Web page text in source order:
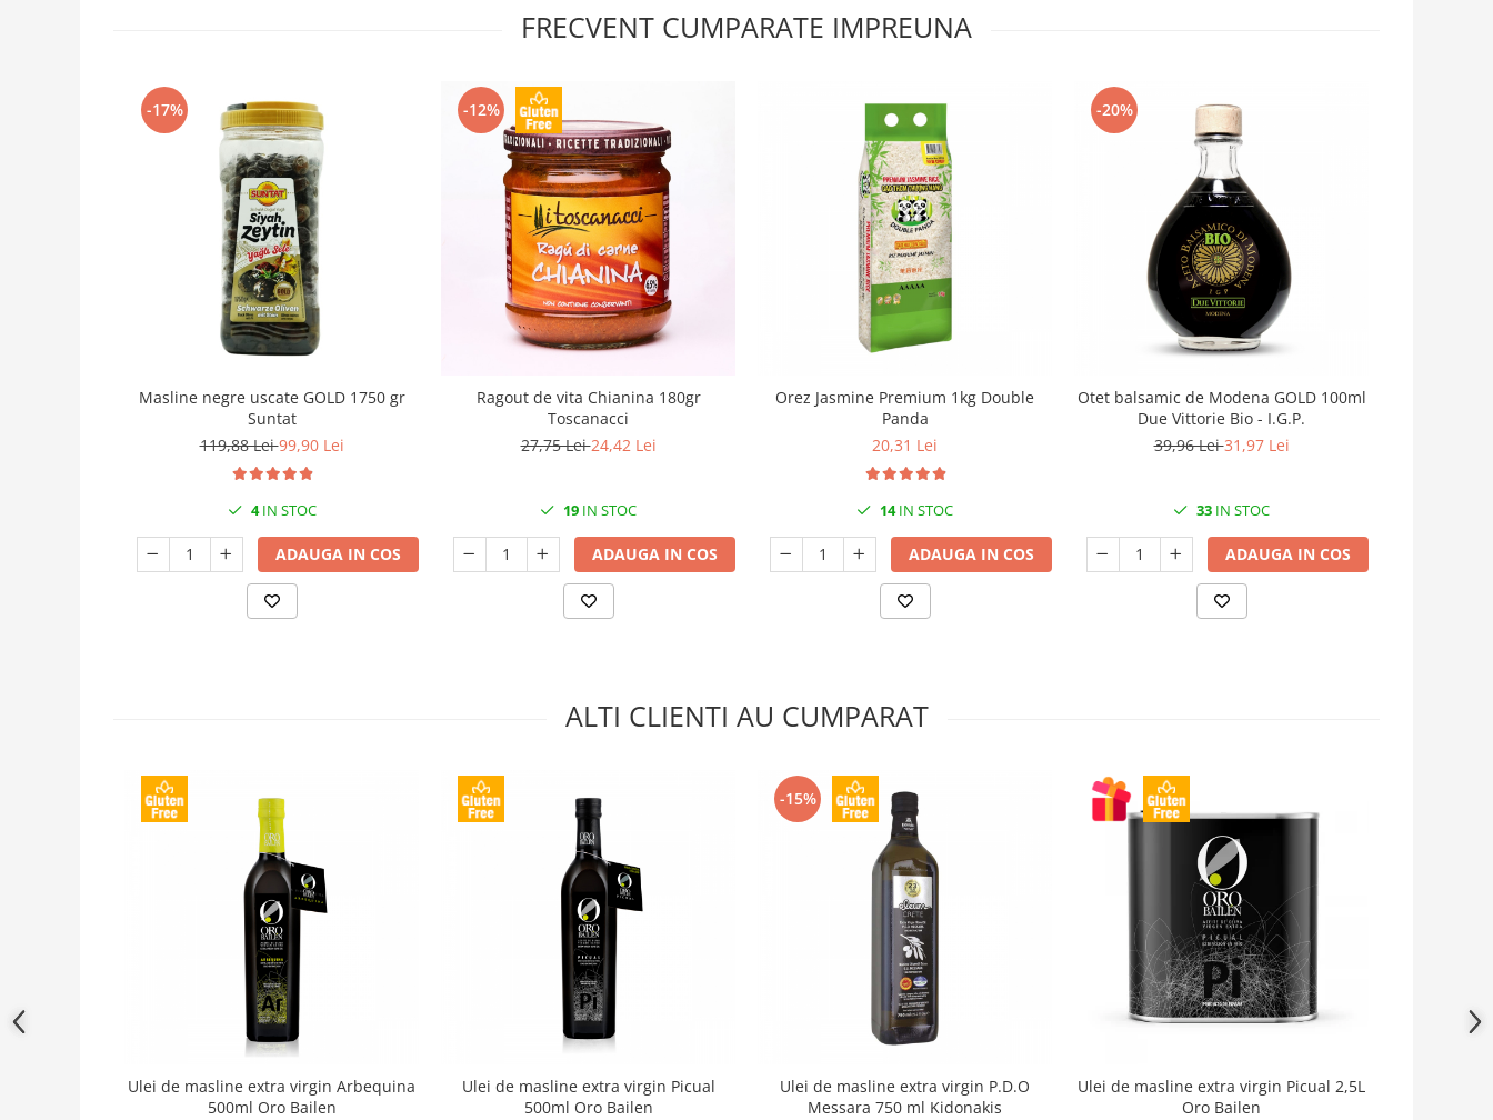
FRECVENT CUMPARATE IMPREUNA
-17%
Masline negre uscate GOLD 1750 gr
Suntat
119,88 Lei99,90 Lei
4IN STOC
ADAUGA IN COS
-12%
Ragout de vita Chianina 180gr
Toscanacci
27,75 Lei24,42 Lei
19 IN STOC
ADAUGA IN COS
Orez Jasmine Premium 1kg Double
Panda
20,31 Lei
14IN STOC
ADAUGA IN COS
-20%
Otet balsamic de Modena GOLD 100ml
Due Vittorie Bio - I.G.P.
39,96 Lei31,97 Lei
33 IN STOC
ADAUGA IN COS
ALTI CLIENTI AU CUMPARAT
Ulei de masline extra virgin Arbequina
500ml Oro Bailen
Ulei de masline extra virgin Picual
500ml Oro Bailen
-15%
Ulei de masline extra virgin P.D.O
Messara 750 ml Kidonakis
Ulei de masline extra virgin Picual 2,5L
Oro Bailen